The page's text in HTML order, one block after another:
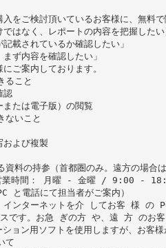
をご検討頂いているお客様に、無料
ではなく、レポートの内容を把握したい
記載されているか確認したい」
まず内容を確認したい」
ご案内しております。
ること
認
または電子版）の閲覧
ないこと
および複製
料の持参（首都圏のみ。遠方の場合
業時間： 月曜 - 金曜 / 9:00 -
と電話にて担当者がご案内）
インターネットを介 してお客 様
スです。お急 ぎの方 や、遠 方 のお
ョン用ソフトを使用しますが、お客様
て